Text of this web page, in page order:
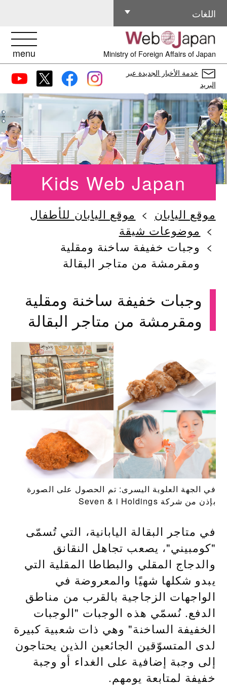
Ministry of Foreign Affairs of Japan
menu
اللغات
اللغات الأخرى
خدمة الأخبار الجديدة عبر
البريد
Kids Web Japan
موقع اليابان
موقع اليابان للأطفال
موضوعات شيقة
وجبات خفيفة ساخنة ومقلية
ومقرمشة من متاجر البقالة
وجبات خفيفة ساخنة ومقلية
ومقرمشة من متاجر البقالة
في الجهة العلوية اليسرى: تم الحصول على الصورة
بإذن من شركة Seven & i Holdings
في متاجر البقالة اليابانية، التي تُسمّى
"كومبيني"، يصعب تجاهل النقانق
والدجاج المقلي والبطاطا المقلية التي
يبدو شكلها شهيًا والمعروضة في
الواجهات الزجاجية بالقرب من مناطق
الدفع. نُسمّي هذه الوجبات "الوجبات
الخفيفة الساخنة" وهي ذات شعبية كبيرة
لدى المتسوّقين الجائعين الذين يحتاجون
إلى وجبة إضافية على الغداء أو وجبة
خفيفة لمتابعة يومهم.